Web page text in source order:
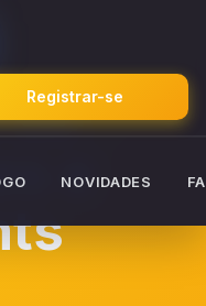
Registrar-se
NOVIDADES
de
e